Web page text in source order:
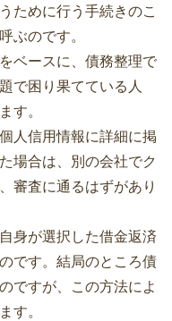
ために行う手続きのこ
ぶのです。
ベースに、債務整理で
で困り果てている人
す。
人信用情報に詳細に掲
場合は、別の会社でク
審査に通るはずがあり
身が選択した借金返済
です。結局のところ債
ですが、この方法によ
す。